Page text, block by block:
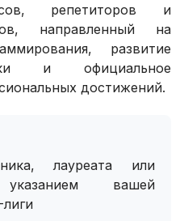
репетиторов и
направленный на
развитие
и официальное
достижений.
лауреата или
вашей